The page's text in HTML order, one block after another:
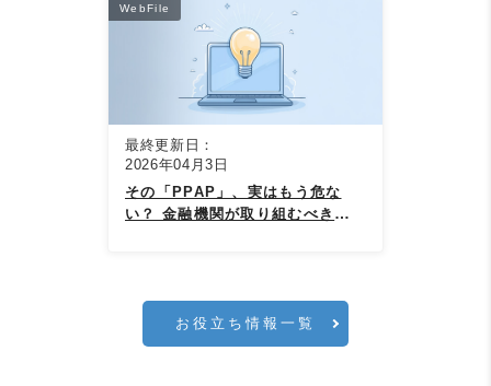
WebFile
最終更新日：
2026年04月3日
その「PPAP」、実はもう危な
い？ 金融機関が取り組むべき、新
お役立ち情報一覧